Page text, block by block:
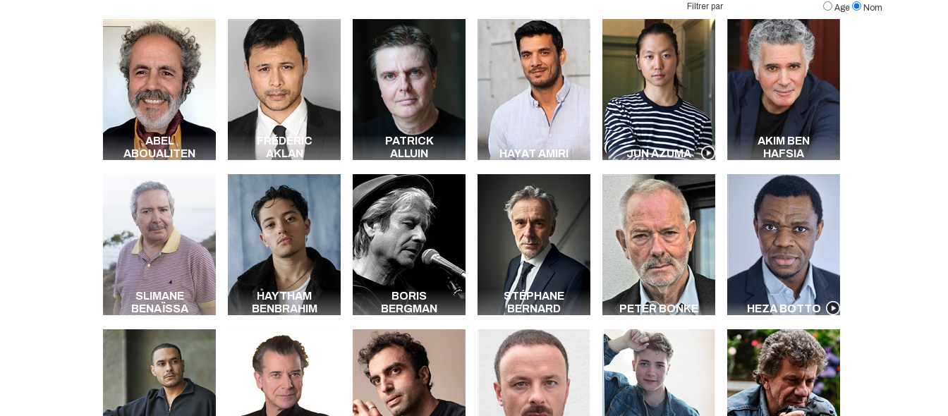
Filtrer par Age Nom
ABEL
ABOUALITEN
FRÉDÉRIC
AKLAN
PATRICK
ALLUIN
HAYAT AMIRI JUN AZUMA
AKIM BEN
HAFSIA
SLIMANE
BENAÏSSA
HAYTHAM
BENBRAHIM
BORIS
BERGMAN
STÉPHANE
BERNARD
PETER BONKE HEZA BOTTO